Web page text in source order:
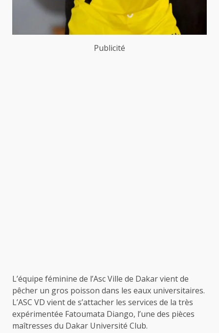
Publicité
L’équipe féminine de l’Asc Ville de Dakar vient de
pêcher un gros poisson dans les eaux universitaires.
L’ASC VD vient de s’attacher les services de la très
expérimentée Fatoumata Diango, l’une des pièces
maîtresses du Dakar Université Club.